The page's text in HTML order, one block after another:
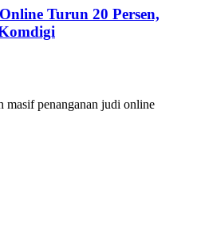
Turun 20 Persen,
penanganan judi online